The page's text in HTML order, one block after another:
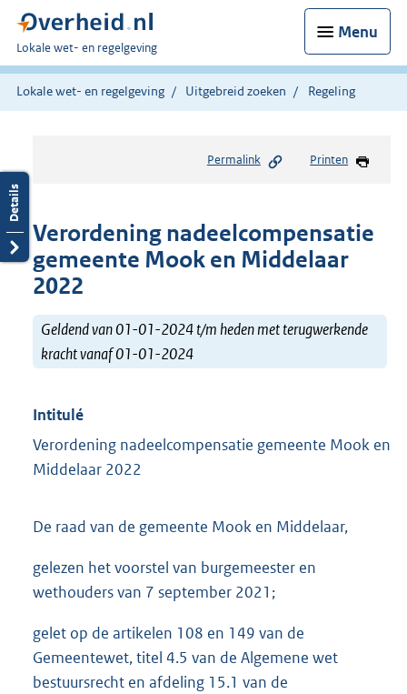
Menu
U
bent
hier:
Lokale wet- en regelgeving
Lokale wet- en regelgeving Uitgebreid zoeken Regeling
Permalink Printen
Verordening nadeelcompensatie
gemeente Mook en Middelaar
2022
Geldend van 01-01-2024 t/m heden met terugwerkende
kracht vanaf 01-01-2024
Intitulé
Verordening nadeelcompensatie gemeente Mook en
Middelaar 2022
De raad van de gemeente Mook en Middelaar,
gelezen het voorstel van burgemeester en
wethouders van 7 september 2021;
gelet op de artikelen 108 en 149 van de
Gemeentewet, titel 4.5 van de Algemene wet
bestuursrecht en afdeling 15.1 van de